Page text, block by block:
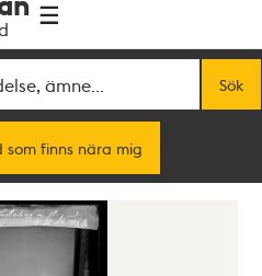
Sök
som finns nära mig